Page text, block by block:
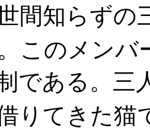
間知らずの
このメンバ
である。三
りてきた猫